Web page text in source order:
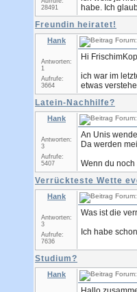
28491
habe. Ich
Freundin heiratet!
Hank
Antworten:
1
Aufrufe:
3664
Forum:
Hi
ich war im
etwas
Latein-Nachhilfe?
Hank
Antworten:
3
Aufrufe:
5407
Forum:
An Unis
Da werden
Wenn du
Verrückteste Wette
Hank
Antworten:
3
Aufrufe:
7636
Forum:
Was ist die
Ich habe
Studium?
Hank Forum: